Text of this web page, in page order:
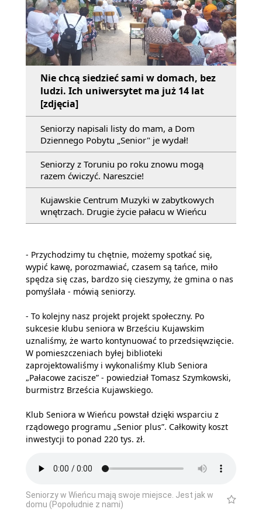
Nie chcą siedzieć sami w domach, bez
ludzi. Ich uniwersytet ma już 14 lat
[zdjęcia]
Seniorzy napisali listy do mam, a Dom
Dziennego Pobytu „Senior" je wydał!
Seniorzy z Toruniu po roku znowu mogą
razem ćwiczyć. Nareszcie!
Kujawskie Centrum Muzyki w zabytkowych
wnętrzach. Drugie życie pałacu w Wieńcu
- Przychodzimy tu chętnie, możemy spotkać się,
wypić kawę, porozmawiać, czasem są tańce, miło
spędza się czas, bardzo się cieszymy, że gmina o nas
pomyślała - mówią seniorzy.
- To kolejny nasz projekt projekt społeczny. Po
sukcesie klubu seniora w Brześciu Kujawskim
uznaliśmy, że warto kontynuować to przedsięwzięcie.
W pomieszczeniach byłej biblioteki
zaprojektowaliśmy i wykonaliśmy Klub Seniora
„Pałacowe zacisze” - powiedział Tomasz Szymkowski,
burmistrz Brześcia Kujawskiego.
Klub Seniora w Wieńcu powstał dzięki wsparciu z
rządowego programu „Senior plus”. Całkowity koszt
inwestycji to ponad 220 tys. zł.
Seniorzy w Wieńcu mają swoje miejsce. Jest jak w
domu (Popołudnie z nami)